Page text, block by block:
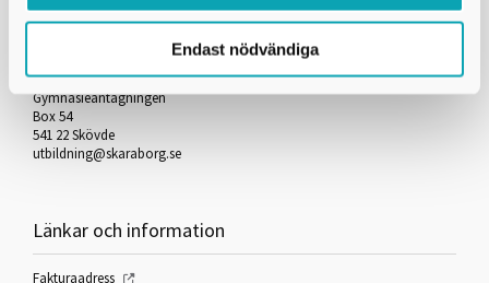
Endast nödvändiga
Kontakta oss
Skaraborgs Kommunalförbund
Gymnasieantagningen
Box 54
541 22 Skövde
utbildning@skaraborg.se
Länkar och information
Fakturaadress